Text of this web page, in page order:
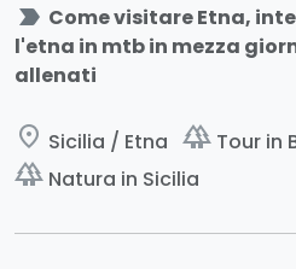
label_important Come visitare Etna,
l'etna in mtb in mezza
allenati
place Sicilia / Etna forest Tour in
forest Natura in Sicilia